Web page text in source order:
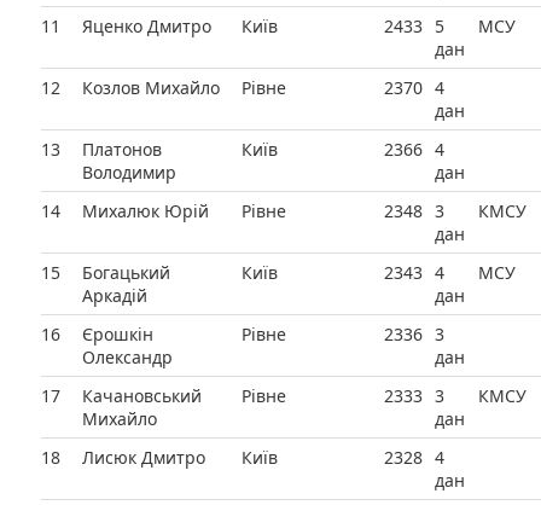
11 Яценко Дмитро Київ 2433 5
дан
МСУ
12 Козлов Михайло Рівне 2370 4
дан
13
Платонов
Володимир
Київ 2366 4
дан
14
Михалюк Юрій Рівне 2348 3
дан
КМСУ
15
Богацький
Аркадій
Київ 2343 4
дан
МСУ
16
Єрошкін
Олександр
Рівне 2336 3
дан
17
Качановський
Михайло
Рівне 2333 3
дан
КМСУ
18 Лисюк Дмитро Київ 2328 4
дан